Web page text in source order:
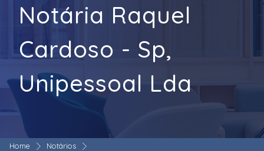
Notária Raquel
Cardoso - Sp,
Unipessoal Lda
Home
Notários